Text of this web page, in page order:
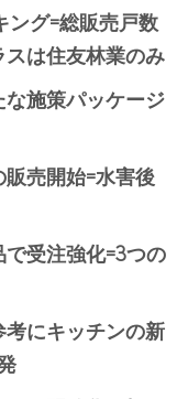
ング=総販売戸数
は住友林業のみ
施策パッケージ
売開始=水害後
受注強化=3つの
にキッチンの新